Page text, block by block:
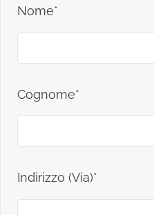
Nome*
Cognome*
Indirizzo (Via)*